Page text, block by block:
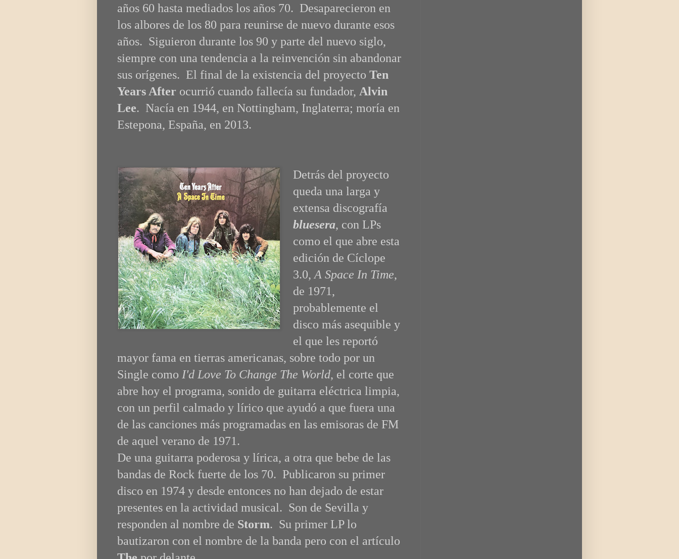
años 60 hasta mediados los años 70. Desaparecieron en
los albores de los 80 para reunirse de nuevo durante esos
años. Siguieron durante los 90 y parte del nuevo siglo,
siempre con una tendencia a la reinvención sin abandonar
sus orígenes. El final de la existencia del proyecto Ten
Years After ocurrió cuando fallecía su fundador, Alvin
Lee. Nacía en 1944, en Nottingham, Inglaterra; moría en
Estepona, España, en 2013.
Detrás del proyecto
queda una larga y
extensa discografía
bluesera, con LPs
como el que abre esta
edición de Cíclope
3.0, A Space In Time,
de 1971,
probablemente el
disco más asequible y
el que les reportó
mayor fama en tierras americanas, sobre todo por un
Single como I'd Love To Change The World, el corte que
abre hoy el programa, sonido de guitarra eléctrica limpia,
con un perfil calmado y lírico que ayudó a que fuera una
de las canciones más programadas en las emisoras de FM
de aquel verano de 1971.
De una guitarra poderosa y lírica, a otra que bebe de las
bandas de Rock fuerte de los 70. Publicaron su primer
disco en 1974 y desde entonces no han dejado de estar
presentes en la actividad musical. Son de Sevilla y
responden al nombre de Storm. Su primer LP lo
bautizaron con el nombre de la banda pero con el artículo